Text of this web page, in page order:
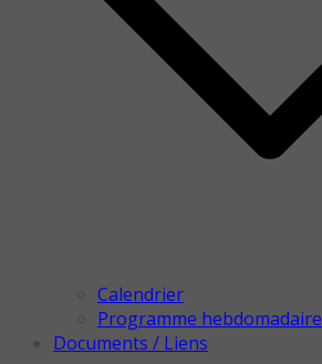
Calendrier
Programme hebdomadaire
Documents / Liens